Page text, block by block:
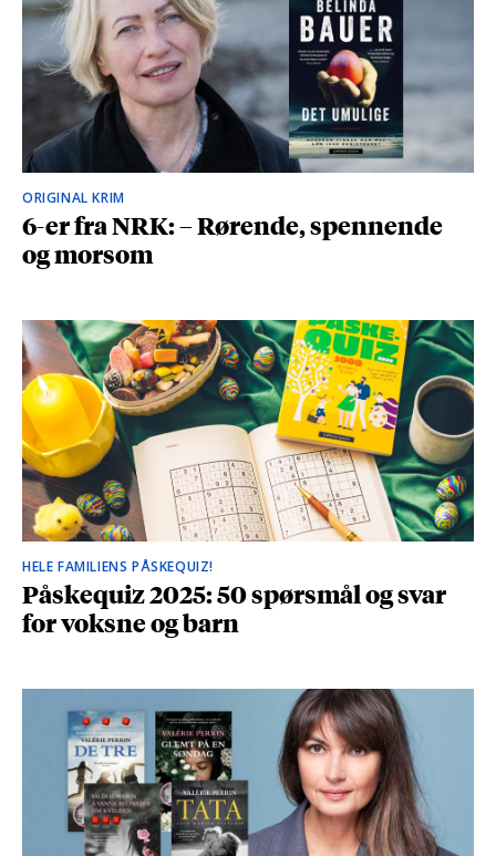
ORIGINAL KRIM
6-er fra NRK: – Rørende, spennende
og morsom
HELE FAMILIENS PÅSKEQUIZ!
Påskequiz 2025: 50 spørsmål og svar
for voksne og barn